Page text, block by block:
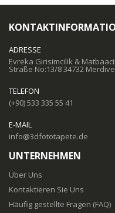
ADRESSE
Evreka Girisimcilik &
Straße No:13/8 34732
TELEFON
(+90) 533 335 55 41
E-MAIL
info@3dfototapete.de
UNTERNEHMEN
Über Uns
Kontaktieren Sie Uns
Häufig gestellte Fragen (FAQ)